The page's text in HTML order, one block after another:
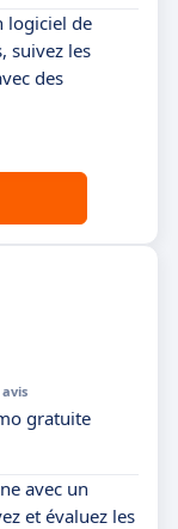
logiciel de
suivez les
des
avis
gratuite
avec un
et évaluez les